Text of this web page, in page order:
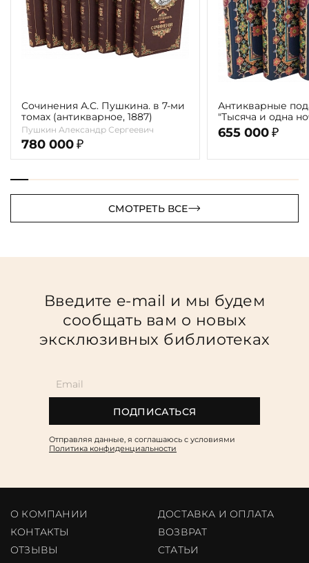
Сочинения А.С. Пушкина. в 7-ми
томах (антикварное, 1887)
Пушкин Александр Сергеевич
780 000 ₽
Антикварные
"Тысяча и одна
сказки
Шехеразады"( в
655 000 ₽
СМОТРЕТЬ ВСЕ
Введите e-mail и мы будем
сообщать вам о новых
эксклюзивных библиотеках
ПОДПИСАТЬСЯ
Отправляя данные, я соглашаюсь c условиями
Политика конфиденциальности
О КОМПАНИИ
ДОСТАВКА И ОПЛАТА
КОНТАКТЫ
ВОЗВРАТ
ОТЗЫВЫ
CТАТЬИ